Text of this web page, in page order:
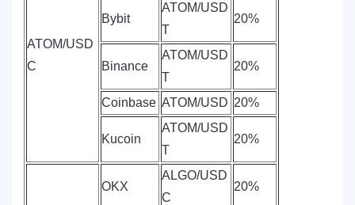
ATOM/USD
C
Bybit
ATOM/USD
T
20%
Binance
ATOM/USD
T
20%
Coinbase ATOM/USD 20%
Kucoin
ATOM/USD
T
20%
OKX
ALGO/USD
C
20%